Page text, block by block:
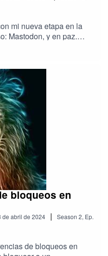
mi nueva etapa en la
Mastodon, y en paz.
bloqueos en
de abril de 2024 | Season 2, Ep.
de bloqueos en